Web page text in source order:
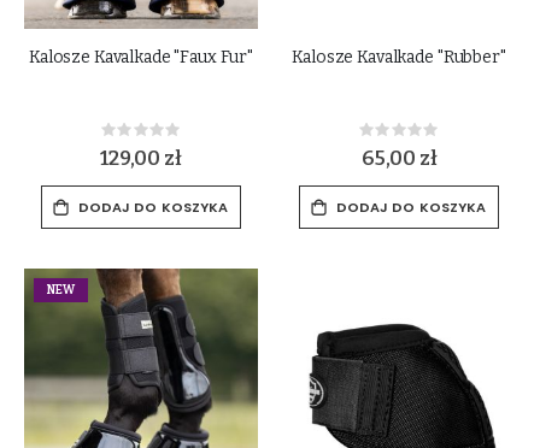
Kalosze Kavalkade "Faux Fur"
Rating:
0%
129,00 zł
DODAJ DO KOSZYKA
Kalosze Kavalkade "Rubber"
Rating:
0%
65,00 zł
DODAJ DO KOSZYKA
NEW